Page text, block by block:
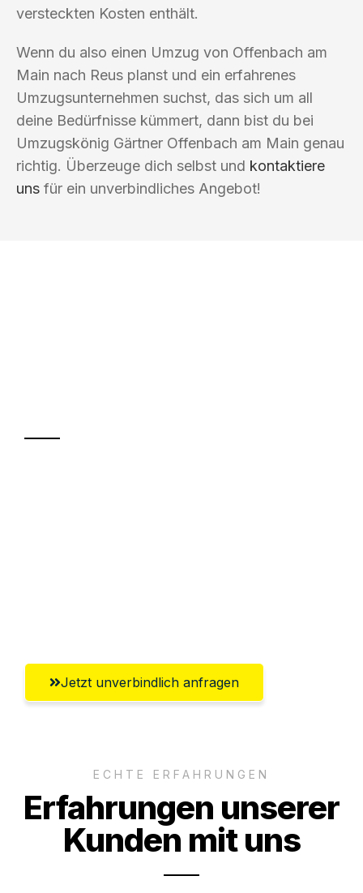
versteckten Kosten enthält.
Wenn du also einen Umzug von Offenbach am
Main nach Reus planst und ein erfahrenes
Umzugsunternehmen suchst, das sich um all
deine Bedürfnisse kümmert, dann bist du bei
Umzugskönig Gärtner Offenbach am Main genau
richtig. Überzeuge dich selbst und kontaktiere
uns für ein unverbindliches Angebot!
Jetzt unverbindlich anfragen
ECHTE ERFAHRUNGEN
Erfahrungen unserer
Kunden mit uns